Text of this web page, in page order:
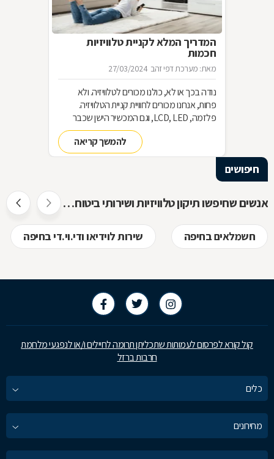
המדריך המלא לקניית טלוויזיות
חכמות
מאת: מערכת דפי זהב 27/03/2024
נודה בכך או לא, כולנו מכורים לטלוויזיה. ולא
פחות, אנחנו מכורים לחוויית קניית הטלוויזיה.
פלזמה, LCD, LED, וגם המכשיר הישן שכבר
שכחנו את שמו. כל כך הרבה אפשרויות וכל כך
מעט זמן. אז בשביל זה אנחנו כאןלהמשך קריאה
חיפושים
אנשים שחיפשו תיקון טלוויזיות ושירותי ביטוח חיפשו גם
חשמלאים בחיפה שירות לוידיאו ודי.וי.די בחיפה
קול קורא לפרסום לעמותות שתכליתן תרומה לחיילים ו/או לנפגעי מלחמת
חרבות ברזל
כלים
מחירונים